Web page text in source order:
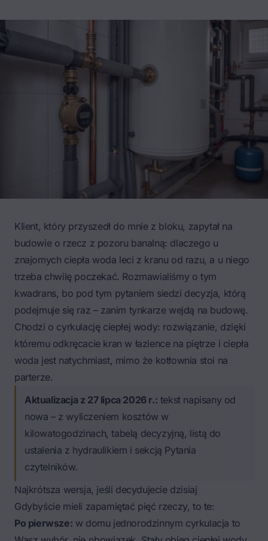
Klient, który przyszedł do mnie z bloku, zapytał na
budowie o rzecz z pozoru banalną: dlaczego u
znajomych ciepła woda leci z kranu od razu, a u niego
trzeba chwilę poczekać. Rozmawialiśmy o tym
kwadrans, bo pod tym pytaniem siedzi decyzja, którą
podejmuje się raz – zanim tynkarze wejdą na budowę.
Chodzi o cyrkulację ciepłej wody: rozwiązanie, dzięki
któremu odkręcacie kran w łazience na piętrze i ciepła
woda jest natychmiast, mimo że kotłownia stoi na
parterze.
Aktualizacja z 27 lipca 2026 r.: tekst napisany od
nowa – z wyliczeniem kosztów w
kilowatogodzinach, tabelą decyzyjną, listą do
ustalenia z hydraulikiem i sekcją Pytania
czytelników.
Najkrótsza wersja, jeśli decydujecie dzisiaj
Gdybyście mieli zapamiętać pięć rzeczy, to te:
Po pierwsze: w domu jednorodzinnym cyrkulacja to